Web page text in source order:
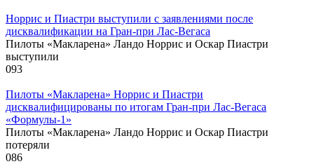
Норрис и Пиастри выступили с заявлениями после
дисквалификации на Гран‑при Лас‑Вегаса
Пилоты «Макларена» Ландо Норрис и Оскар Пиастри
выступили
093
Пилоты «Макларена» Норрис и Пиастри
дисквалифицированы по итогам Гран‑при Лас‑Вегаса
«Формулы‑1»
Пилоты «Макларена» Ландо Норрис и Оскар Пиастри
потеряли
086